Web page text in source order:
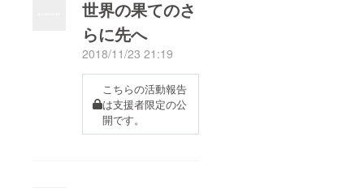
の結果は４位、４戦す
べてを終えての年間成
績は２位となり、目標
としていた年間優勝を
果たすことはできませ
んでした。冒頭の大会
側が撮影した写真もで
世界の果てのさ
らに先へ
2018/11/23 21:19
こちらの活動報告
は支援者限定の公
開です。